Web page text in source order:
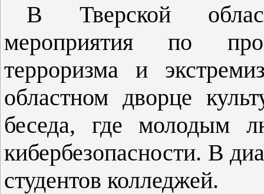
В Тверской
мероприятия по
терроризма и
областном дворце
беседа, где молодым
кибербезопасности. В
студентов колледжей.